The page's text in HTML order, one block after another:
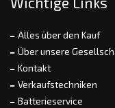
Alles über den Kauf
Über unsere
Kontakt
Verkaufstechniken
Batterieservice